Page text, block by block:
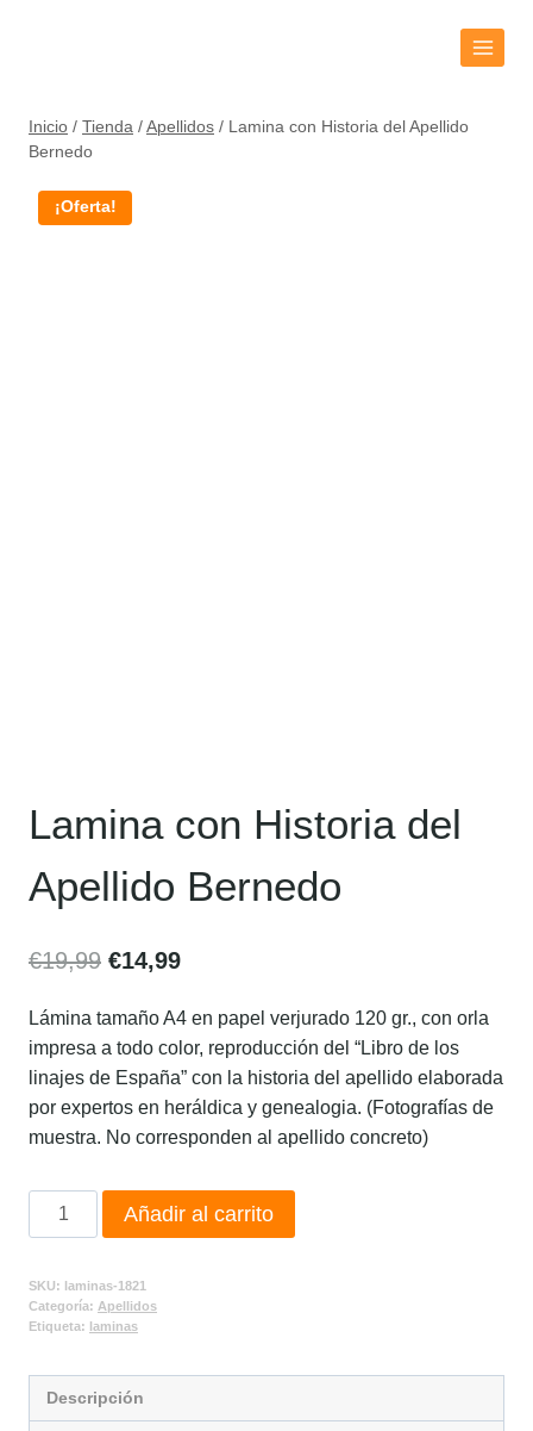
Inicio / Tienda / Apellidos / Lamina con Historia del Apellido
Bernedo
¡Oferta!
Lamina con Historia del
Apellido Bernedo
€19,99 €14,99
Lámina tamaño A4 en papel verjurado 120 gr., con orla
impresa a todo color, reproducción del “Libro de los
linajes de España” con la historia del apellido elaborada
por expertos en heráldica y genealogia. (Fotografías de
muestra. No corresponden al apellido concreto)
Añadir al carrito
SKU: laminas-1821
Categoría: Apellidos
Etiqueta: laminas
Descripción